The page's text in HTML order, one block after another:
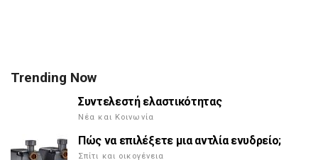
Trending Now
Συντελεστή ελαστικότητας
Νέα και Κοινωνία
Πώς να επιλέξετε μια αντλία ενυδρείο;
Σπίτι και οικογένεια